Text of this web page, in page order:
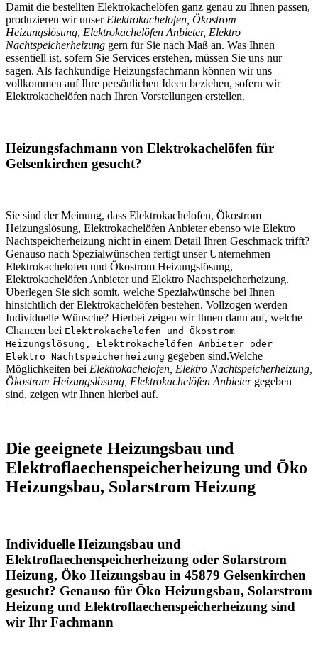
Damit die bestellten Elektrokachelöfen ganz genau zu Ihnen passen,
produzieren wir unser Elektrokachelofen, Ökostrom
Heizungslösung, Elektrokachelöfen Anbieter, Elektro
Nachtspeicherheizung gern für Sie nach Maß an. Was Ihnen
essentiell ist, sofern Sie Services erstehen, müssen Sie uns nur
sagen. Als fachkundige Heizungsfachmann können wir uns
vollkommen auf Ihre persönlichen Ideen beziehen, sofern wir
Elektrokachelöfen nach Ihren Vorstellungen erstellen.
Heizungsfachmann von Elektrokachelöfen für
Gelsenkirchen gesucht?
Sie sind der Meinung, dass Elektrokachelofen, Ökostrom
Heizungslösung, Elektrokachelöfen Anbieter ebenso wie Elektro
Nachtspeicherheizung nicht in einem Detail Ihren Geschmack trifft?
Genauso nach Spezialwünschen fertigt unser Unternehmen
Elektrokachelofen und Ökostrom Heizungslösung,
Elektrokachelöfen Anbieter und Elektro Nachtspeicherheizung.
Überlegen Sie sich somit, welche Spezialwünsche bei Ihnen
hinsichtlich der Elektrokachelöfen bestehen. Vollzogen werden
Individuelle Wünsche? Hierbei zeigen wir Ihnen dann auf, welche
Chancen bei Elektrokachelofen und Ökostrom
Heizungslösung, Elektrokachelöfen Anbieter oder
Elektro Nachtspeicherheizung gegeben sind.Welche
Möglichkeiten bei Elektrokachelofen, Elektro Nachtspeicherheizung,
Ökostrom Heizungslösung, Elektrokachelöfen Anbietergegeben
sind, zeigen wir Ihnen hierbei auf.
Die geeignete Heizungsbau und
Elektroflaechenspeicherheizung und Öko
Heizungsbau, Solarstrom Heizung
Individuelle Heizungsbau und
Elektroflaechenspeicherheizung oder Solarstrom
Heizung, Öko Heizungsbau in 45879 Gelsenkirchen
gesucht? Genauso für Öko Heizungsbau, Solarstrom
Heizung und Elektroflaechenspeicherheizung sind
wir Ihr Fachmann